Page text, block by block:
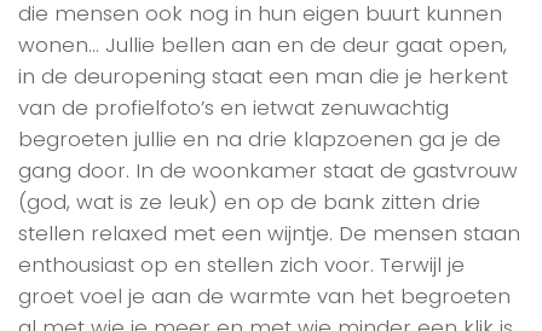
die mensen ook nog in hun eigen buurt kunnen
wonen… Jullie bellen aan en de deur gaat open,
in de deuropening staat een man die je herkent
van de profielfoto’s en ietwat zenuwachtig
begroeten jullie en na drie klapzoenen ga je de
gang door. In de woonkamer staat de gastvrouw
(god, wat is ze leuk) en op de bank zitten drie
stellen relaxed met een wijntje. De mensen staan
enthousiast op en stellen zich voor. Terwijl je
groet voel je aan de warmte van het begroeten